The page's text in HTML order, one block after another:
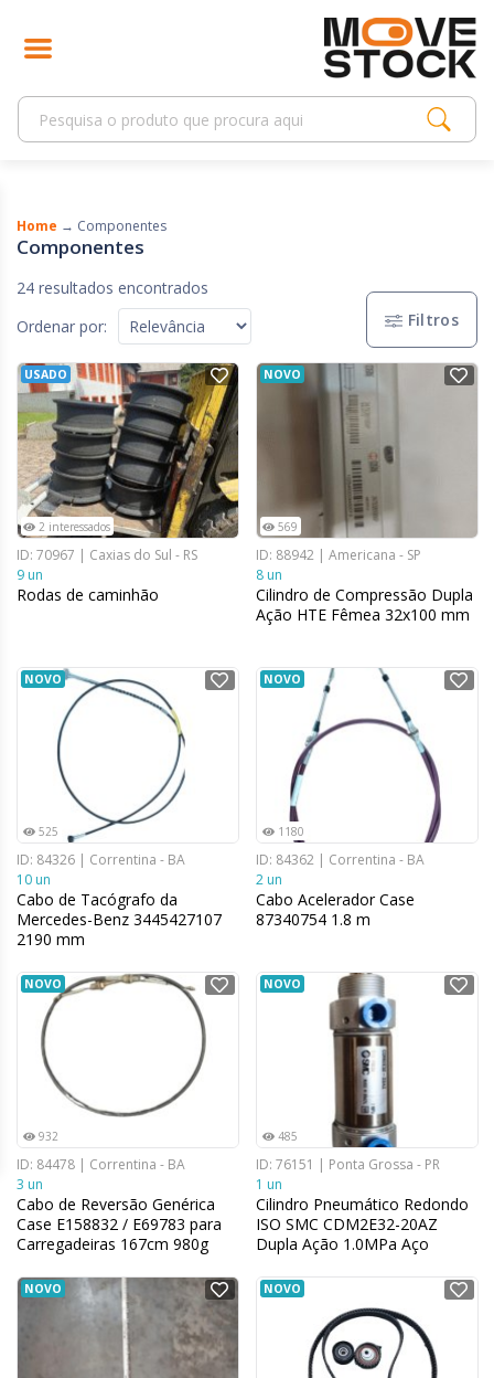
Home → Componentes
Componentes
24 resultados encontrados
Ordenar por:
Filtros
USADO
2 interessados
ID: 70967 | Caxias do Sul - RS
9 un
Rodas de caminhão
NOVO
569
ID: 88942 | Americana - SP
8 un
Cilindro de Compressão Dupla
Ação HTE Fêmea 32x100 mm
NOVO
525
ID: 84326 | Correntina - BA
10 un
Cabo de Tacógrafo da
Mercedes-Benz 3445427107
2190 mm
NOVO
1180
ID: 84362 | Correntina - BA
2 un
Cabo Acelerador Case
87340754 1.8 m
NOVO
932
ID: 84478 | Correntina - BA
3 un
Cabo de Reversão Genérica
Case E158832 / E69783 para
Carregadeiras 167cm 980g
NOVO
485
ID: 76151 | Ponta Grossa - PR
1 un
Cilindro Pneumático Redondo
ISO SMC CDM2E32-20AZ
Dupla Ação 1.0MPa Aço
NOVO NOVO